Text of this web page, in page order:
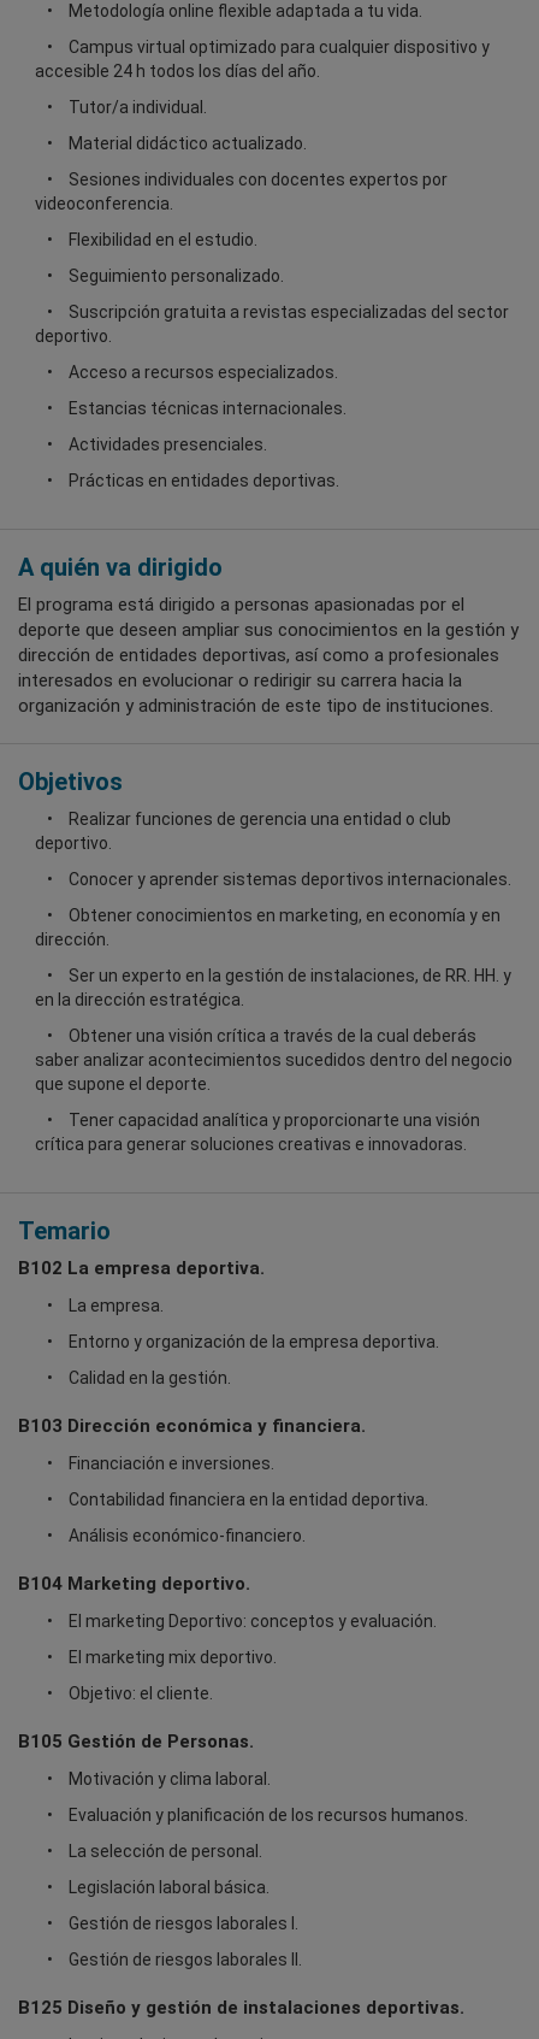
Metodología online flexible adaptada a tu vida.
Campus virtual optimizado para cualquier dispositivo y
accesible 24 h todos los días del año.
Tutor/a individual.
Material didáctico actualizado.
Sesiones individuales con docentes expertos por
videoconferencia.
Flexibilidad en el estudio.
Seguimiento personalizado.
Suscripción gratuita a revistas especializadas del sector
deportivo.
Acceso a recursos especializados.
Estancias técnicas internacionales.
Actividades presenciales.
Prácticas en entidades deportivas.
A quién va dirigido
El programa está dirigido a personas apasionadas por el
deporte que deseen ampliar sus conocimientos en la gestión y
dirección de entidades deportivas, así como a profesionales
interesados en evolucionar o redirigir su carrera hacia la
organización y administración de este tipo de instituciones.
Objetivos
Realizar funciones de gerencia una entidad o club
deportivo.
Conocer y aprender sistemas deportivos internacionales.
Obtener conocimientos en marketing, en economía y en
dirección.
Ser un experto en la gestión de instalaciones, de RR. HH. y
en la dirección estratégica.
Obtener una visión crítica a través de la cual deberás
saber analizar acontecimientos sucedidos dentro del negocio
que supone el deporte.
Tener capacidad analítica y proporcionarte una visión
crítica para generar soluciones creativas e innovadoras.
Temario
B102 La empresa deportiva.
La empresa.
Entorno y organización de la empresa deportiva.
Calidad en la gestión.
B103 Dirección económica y financiera.
Financiación e inversiones.
Contabilidad financiera en la entidad deportiva.
Análisis económico-financiero.
B104 Marketing deportivo.
El marketing Deportivo: conceptos y evaluación.
El marketing mix deportivo.
Objetivo: el cliente.
B105 Gestión de Personas.
Motivación y clima laboral.
Evaluación y planificación de los recursos humanos.
La selección de personal.
Legislación laboral básica.
Gestión de riesgos laborales I.
Gestión de riesgos laborales II.
B125 Diseño y gestión de instalaciones deportivas.